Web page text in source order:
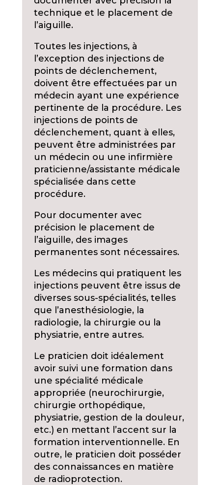
technique et le placement de
l’aiguille.
Toutes les injections, à
l’exception des injections de
points de déclenchement,
doivent être effectuées par un
médecin ayant une expérience
pertinente de la procédure. Les
injections de points de
déclenchement, quant à elles,
peuvent être administrées par
un médecin ou une infirmière
praticienne/assistante médicale
spécialisée dans cette
procédure.
Pour documenter avec
précision le placement de
l’aiguille, des images
permanentes sont nécessaires.
Les médecins qui pratiquent les
injections peuvent être issus de
diverses sous-spécialités, telles
que l’anesthésiologie, la
radiologie, la chirurgie ou la
physiatrie, entre autres.
Le praticien doit idéalement
avoir suivi une formation dans
une spécialité médicale
appropriée (neurochirurgie,
chirurgie orthopédique,
physiatrie, gestion de la douleur,
etc.) en mettant l’accent sur la
formation interventionnelle. En
outre, le praticien doit posséder
des connaissances en matière
de radioprotection.